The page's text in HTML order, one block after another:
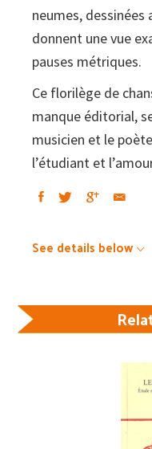
neumes, dessinées
donnent une vue
pauses métriques.
Ce florilège de
manque éditorial,
musicien et le
l’étudiant et
See details below